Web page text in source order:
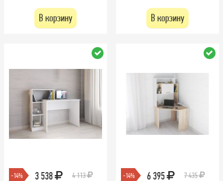
В корзину В корзину
-14% 3 538 4 113 -14% 6 395 7 435